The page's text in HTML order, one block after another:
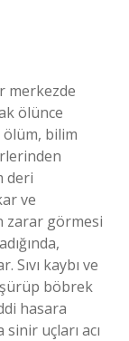
merkezde
ölünce
ölüm, bilim
deri
ve
zarar görmesi
kaybı ve
böbrek
hasara
sinir uçları acı